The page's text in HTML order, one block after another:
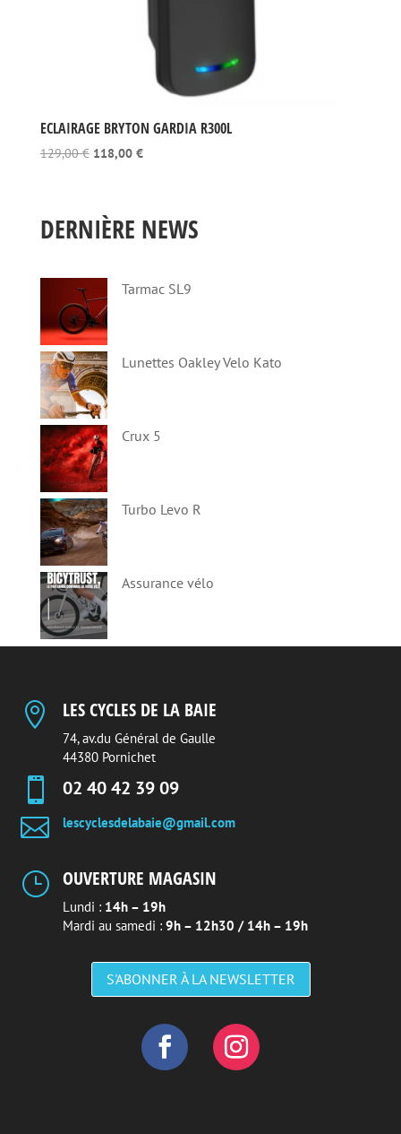
ECLAIRAGE BRYTON GARDIA R300L
129,00€ Le
était :
129,00 €.
118,00 €Le
118,00 €.
DERNIÈRE NEWS
Tarmac SL9
Lunettes Oakley Velo Kato
Crux 5
Turbo Levo R
Assurance vélo
 LES CYCLES DE LA BAIE
74, av.du Général de Gaulle
44380 Pornichet
 02 40 42 39 09
 lescyclesdelabaie@gmail.com
} OUVERTURE MAGASIN
Lundi : 14h – 19h
Mardi au samedi : 9h – 12h30 / 14h – 19h
S'ABONNER À LA NEWSLETTER